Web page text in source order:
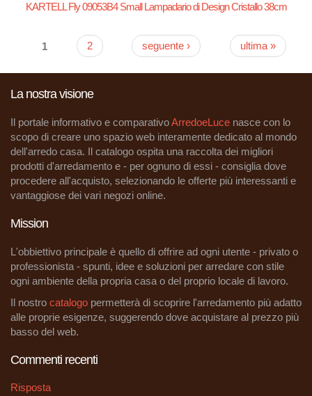
KARTELL Fly 09053B4 Small Lampadario di Design Cristallo 38cm
Pagine
1 2 seguente › ultima »
La nostra visione
Il portale informativo e comparativoArredoeLuce nasce con lo
scopo di creare uno spazio web interamente dedicato al mondo
dell'arredo casa. Il catalogo ospita una raccolta dei migliori
prodotti d'arredamento e - per ognuno di essi - consiglia dove
procedere all'acquisto, selezionando le offerte più interessanti e
vantaggiose dei vari negozi online.
Mission
L'obbiettivo principale è quello di offrire ad ogni utente - privato o
professionista - spunti, idee e soluzioni per arredare con stile
ogni ambiente della propria casa o del proprio locale di lavoro.
Il nostro catalogo permetterà di scoprire l'arredamento più adatto
alle proprie esigenze, suggerendo dove acquistare al prezzo più
basso del web.
Commenti recenti
Risposta